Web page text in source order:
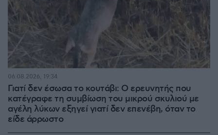
Γιατί δεν έσωσα το κουτάβι: Ο ερευνητής που
κατέγραφε τη συμβίωση του μικρού σκυλιού με
αγέλη λύκων εξηγεί γιατί δεν επενέβη, όταν το
είδε άρρωστο
06.08.2026, 19:34